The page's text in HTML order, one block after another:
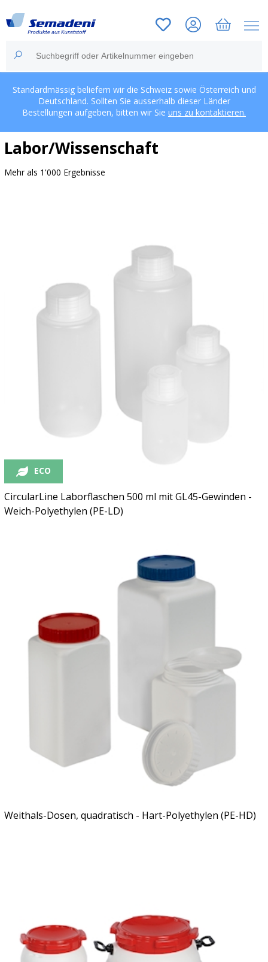
Standardmässig beliefern wir die Schweiz sowie Österreich und
Deutschland. Sollten Sie ausserhalb dieser Länder
Bestellungen aufgeben, bitten wir Sie uns zu kontaktieren.
Labor/Wissenschaft
Mehr als 1'000 Ergebnisse
ECO
CircularLine Laborflaschen 500 ml mit GL45-Gewinden -
Weich-Polyethylen (PE-LD)
Weithals-Dosen, quadratisch - Hart-Polyethylen (PE-HD)